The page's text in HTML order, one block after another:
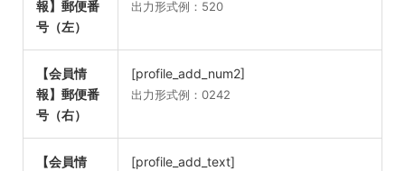
報】郵便番
号（左）
出力形式例：520
【会員情
報】郵便番
号（右）
[profile_add_num2]
出力形式例：0242
【会員情
[profile_add_text]